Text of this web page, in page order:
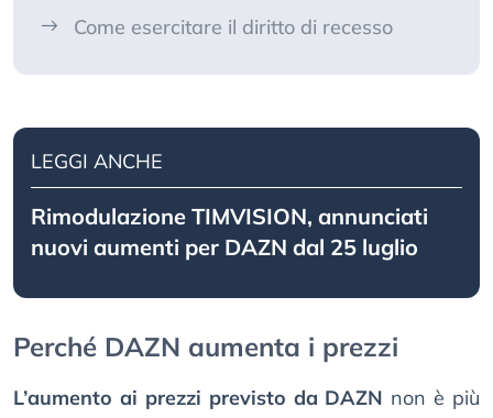
Come esercitare il diritto di recesso
LEGGI ANCHE
Rimodulazione TIMVISION, annunciati
nuovi aumenti per DAZN dal 25 luglio
Perché DAZN aumenta i prezzi
L’aumento ai prezzi previsto da DAZN non è più